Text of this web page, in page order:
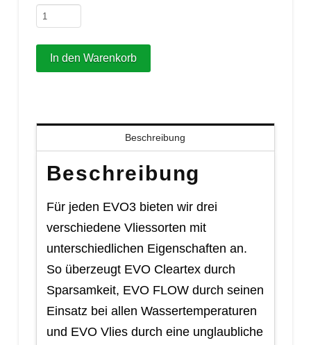
EVO
300
Menge
In den Warenkorb
Beschreibung
Beschreibung
Für jeden EVO3 bieten wir drei
verschiedene Vliessorten mit
unterschiedlichen Eigenschaften an.
So überzeugt EVO Cleartex durch
Sparsamkeit, EVO FLOW durch seinen
Einsatz bei allen Wassertemperaturen
und EVO Vlies durch eine unglaubliche